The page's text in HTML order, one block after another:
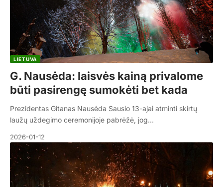
LIETUVA
G. Nausėda: laisvės kainą privalome
būti pasirengę sumokėti bet kada
Prezidentas Gitanas Nausėda Sausio 13-ajai atminti skirtų
laužų uždegimo ceremonijoje pabrėžė, jog…
2026-01-12